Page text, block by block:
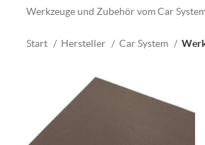
Werkzeuge und Zubehör vom Car
Start Hersteller Car System